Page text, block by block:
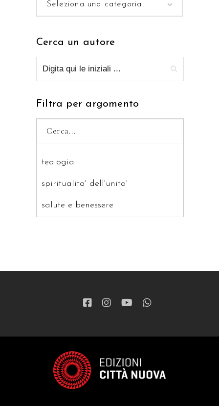
Seleziona una categoria
Cerca un autore
Filtra per argomento
teologia
spiritualita' dell'unita'
salute e benessere
patristica
grandi opere
formazione cristiana e liturgia
catalogo storico